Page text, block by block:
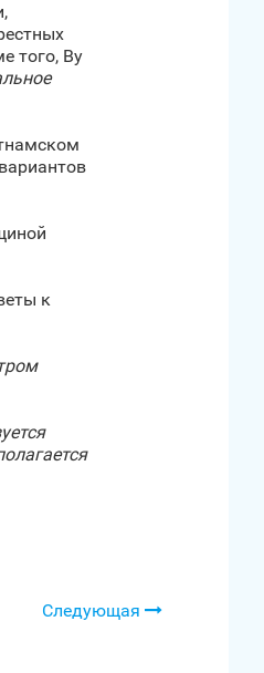
того, Ву
к
Следующая